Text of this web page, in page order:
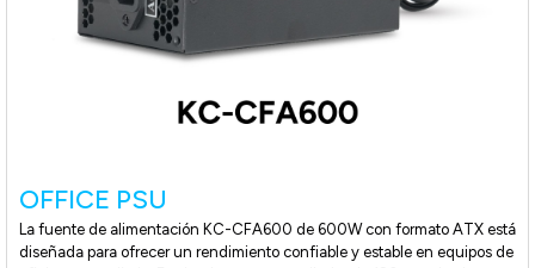
OFFICE PSU
La fuente de alimentación KC-CFA600 de 600W con formato ATX está
diseñada para ofrecer un rendimiento confiable y estable en equipos de